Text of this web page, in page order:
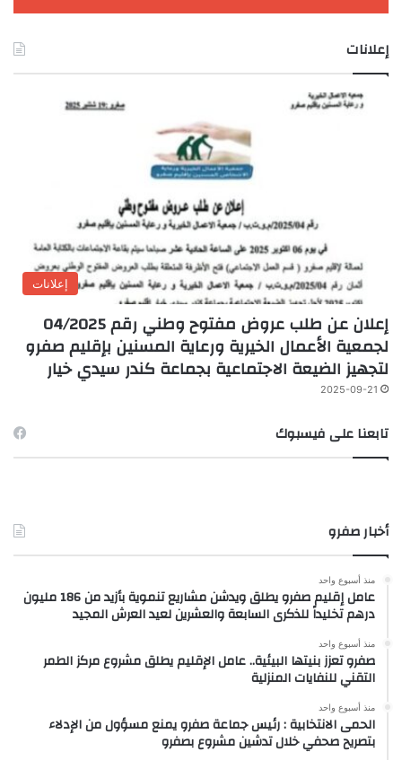
إعلانات
إعلانات
إعلان عن طلب عروض مفتوح وطني رقم 04/2025
لجمعية الأعمال الخيرية ورعاية المسنين بإقليم صفرو
لتجهيز الضيعة الاجتماعية بجماعة كندر سيدي خيار
2025-09-21
تابعنا على فيسبوك
أخبار صفرو
منذ أسبوع واحد
عامل إقليم صفرو يطلق ويدشن مشاريع تنموية بأزيد من 186 مليون
درهم تخليداً للذكرى السابعة والعشرين لعيد العرش المجيد
منذ أسبوع واحد
صفرو تعزز بنيتها البيئية.. عامل الإقليم يطلق مشروع مركز الطمر
التقني للنفايات المنزلية
منذ أسبوع واحد
الحمى الانتخابية : رئيس جماعة صفرو يمنع مسؤول من الإدلاء
بتصريح صحفي خلال تدشين مشروع بصفرو